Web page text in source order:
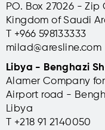
PO. Box 27026 - Zip
Kingdom of Saudi
T +966 598133333
milad@aresline.com
Libya - Benghazi
Alamer Company
Airport road -
Libya
T +218 91 2140050